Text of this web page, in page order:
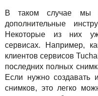
В таком случае мы
дополнительные
Некоторые из них
сервисах. Например,
клиентов сервисов
последних полных
Если нужно создавать
снимков, это легко